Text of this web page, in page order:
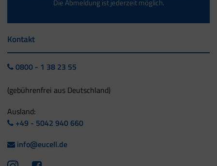
Die Abmeldung ist jederzeit möglich.
Kontakt
0800 - 1 38 23 55
(gebührenfrei aus Deutschland)
Ausland:
+49 - 5042 940 660
info@eucell.de